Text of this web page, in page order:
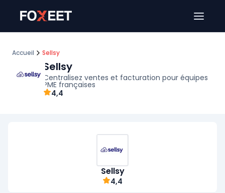
Accueil Sellsy
Sellsy
Centralisez ventes et facturation pour équipes
PME françaises
4,4
Sellsy
4,4